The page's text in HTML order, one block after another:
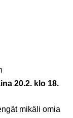
20.2. klo 18.
mikäli omia